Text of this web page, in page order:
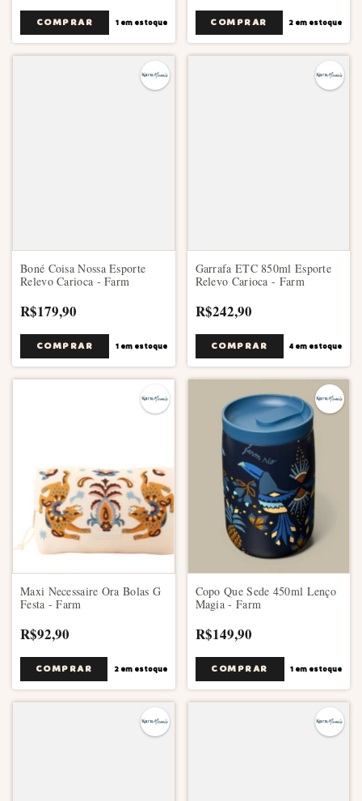
1em estoque 2 em estoque
Boné Coisa Nossa Esporte
Relevo Carioca - Farm
R$179,90
1em estoque
Garrafa ETC 850ml Esporte
Relevo Carioca - Farm
R$242,90
4 em estoque
Maxi Necessaire Ora Bolas G
Festa - Farm
R$92,90
2em estoque
Copo Que Sede 450ml Lenço
Magia - Farm
R$149,90
1 em estoque